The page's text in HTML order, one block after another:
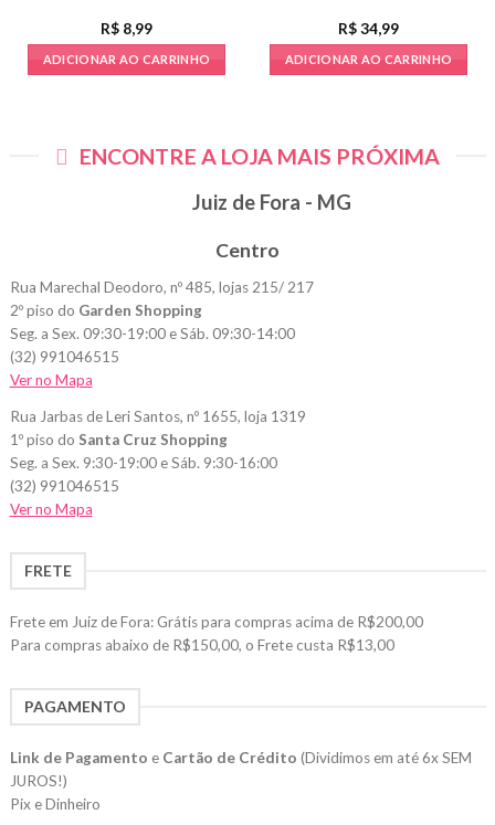
R$ 8,99
ADICIONAR AO CARRINHO
R$34,99
ADICIONAR AO CARRINHO
ENCONTRE A LOJA MAIS PRÓXIMA
Juiz de Fora - MG
Centro
Rua Marechal Deodoro, nº 485, lojas 215/ 217
2º piso do Garden Shopping
Seg. a Sex. 09:30-19:00 e Sáb. 09:30-14:00
(32) 991046515
Ver no Mapa
Rua Jarbas de Leri Santos, nº 1655, loja 1319
1º piso do Santa Cruz Shopping
Seg. a Sex. 9:30-19:00 e Sáb. 9:30-16:00
(32) 991046515
Ver no Mapa
FRETE
Frete em Juiz de Fora: Grátis para compras acima de R$200,00
Para compras abaixo de R$150,00, o Frete custa R$13,00
PAGAMENTO
Link de Pagamento e Cartão de Crédito (Dividimos em até 6x SEM
JUROS!)
Pix e Dinheiro